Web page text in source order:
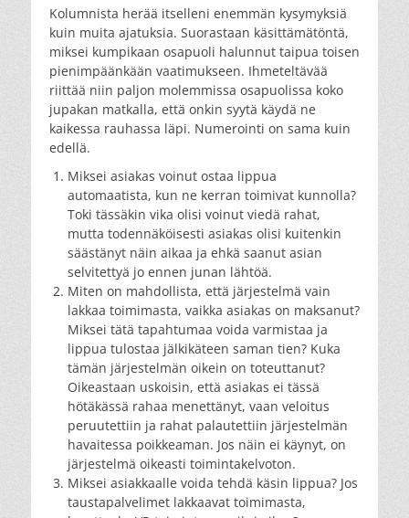
Kolumnista herää itselleni enemmän kysymyksiä
kuin muita ajatuksia. Suorastaan käsittämätöntä,
miksei kumpikaan osapuoli halunnut taipua toisen
pienimpäänkään vaatimukseen. Ihmeteltävää
riittää niin paljon molemmissa osapuolissa koko
jupakan matkalla, että onkin syytä käydä ne
kaikessa rauhassa läpi. Numerointi on sama kuin
edellä.
Miksei asiakas voinut ostaa lippua
automaatista, kun ne kerran toimivat kunnolla?
Toki tässäkin vika olisi voinut viedä rahat,
mutta todennäköisesti asiakas olisi kuitenkin
säästänyt näin aikaa ja ehkä saanut asian
selvitettyä jo ennen junan lähtöä.
Miten on mahdollista, että järjestelmä vain
lakkaa toimimasta, vaikka asiakas on maksanut?
Miksei tätä tapahtumaa voida varmistaa ja
lippua tulostaa jälkikäteen saman tien? Kuka
tämän järjestelmän oikein on toteuttanut?
Oikeastaan uskoisin, että asiakas ei tässä
hötäkässä rahaa menettänyt, vaan veloitus
peruutettiin ja rahat palautettiin järjestelmän
havaitessa poikkeaman. Jos näin ei käynyt, on
järjestelmä oikeasti toimintakelvoton.
Miksei asiakkaalle voida tehdä käsin lippua? Jos
taustapalvelimet lakkaavat toimimasta,